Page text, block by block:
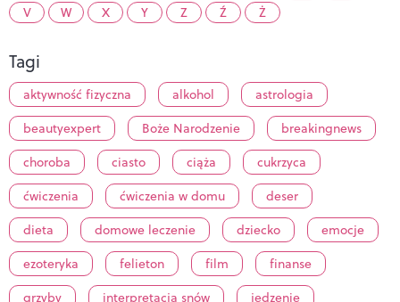
V
W X Y Z Ź Ż
Tagi
aktywność fizyczna alkohol
astrologia
beautyexpert
Boże Narodzenie
breakingnews
choroba
ciasto ciąża
cukrzyca
ćwiczenia
ćwiczenia w domu
deser
dieta
domowe leczenie dziecko
emocje
ezoteryka
felieton film
finanse
grzyby
interpretacja snów
jedzenie